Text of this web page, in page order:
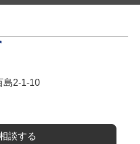
島2-1-10
談する